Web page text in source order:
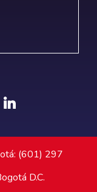
(601) 297
D.C.